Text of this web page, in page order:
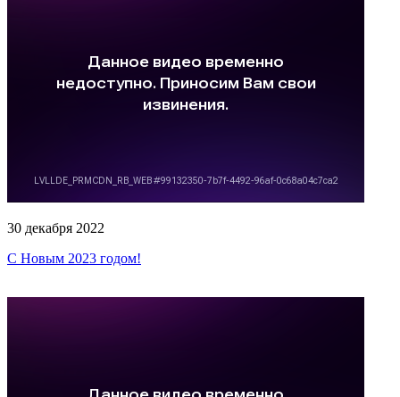
30 декабря 2022
С Новым 2023 годом!